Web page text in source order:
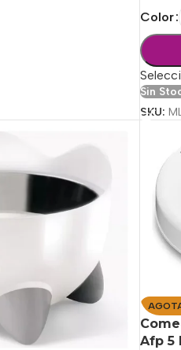
Color
Sin
SKU:
Afp 5